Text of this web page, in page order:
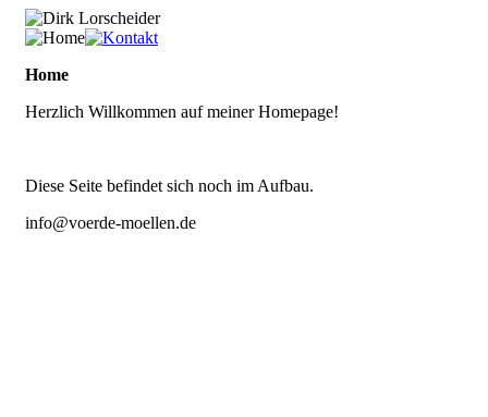
Home
Herzlich Willkommen auf meiner Homepage!
Diese Seite befindet sich noch im Aufbau.
info@voerde-moellen.de